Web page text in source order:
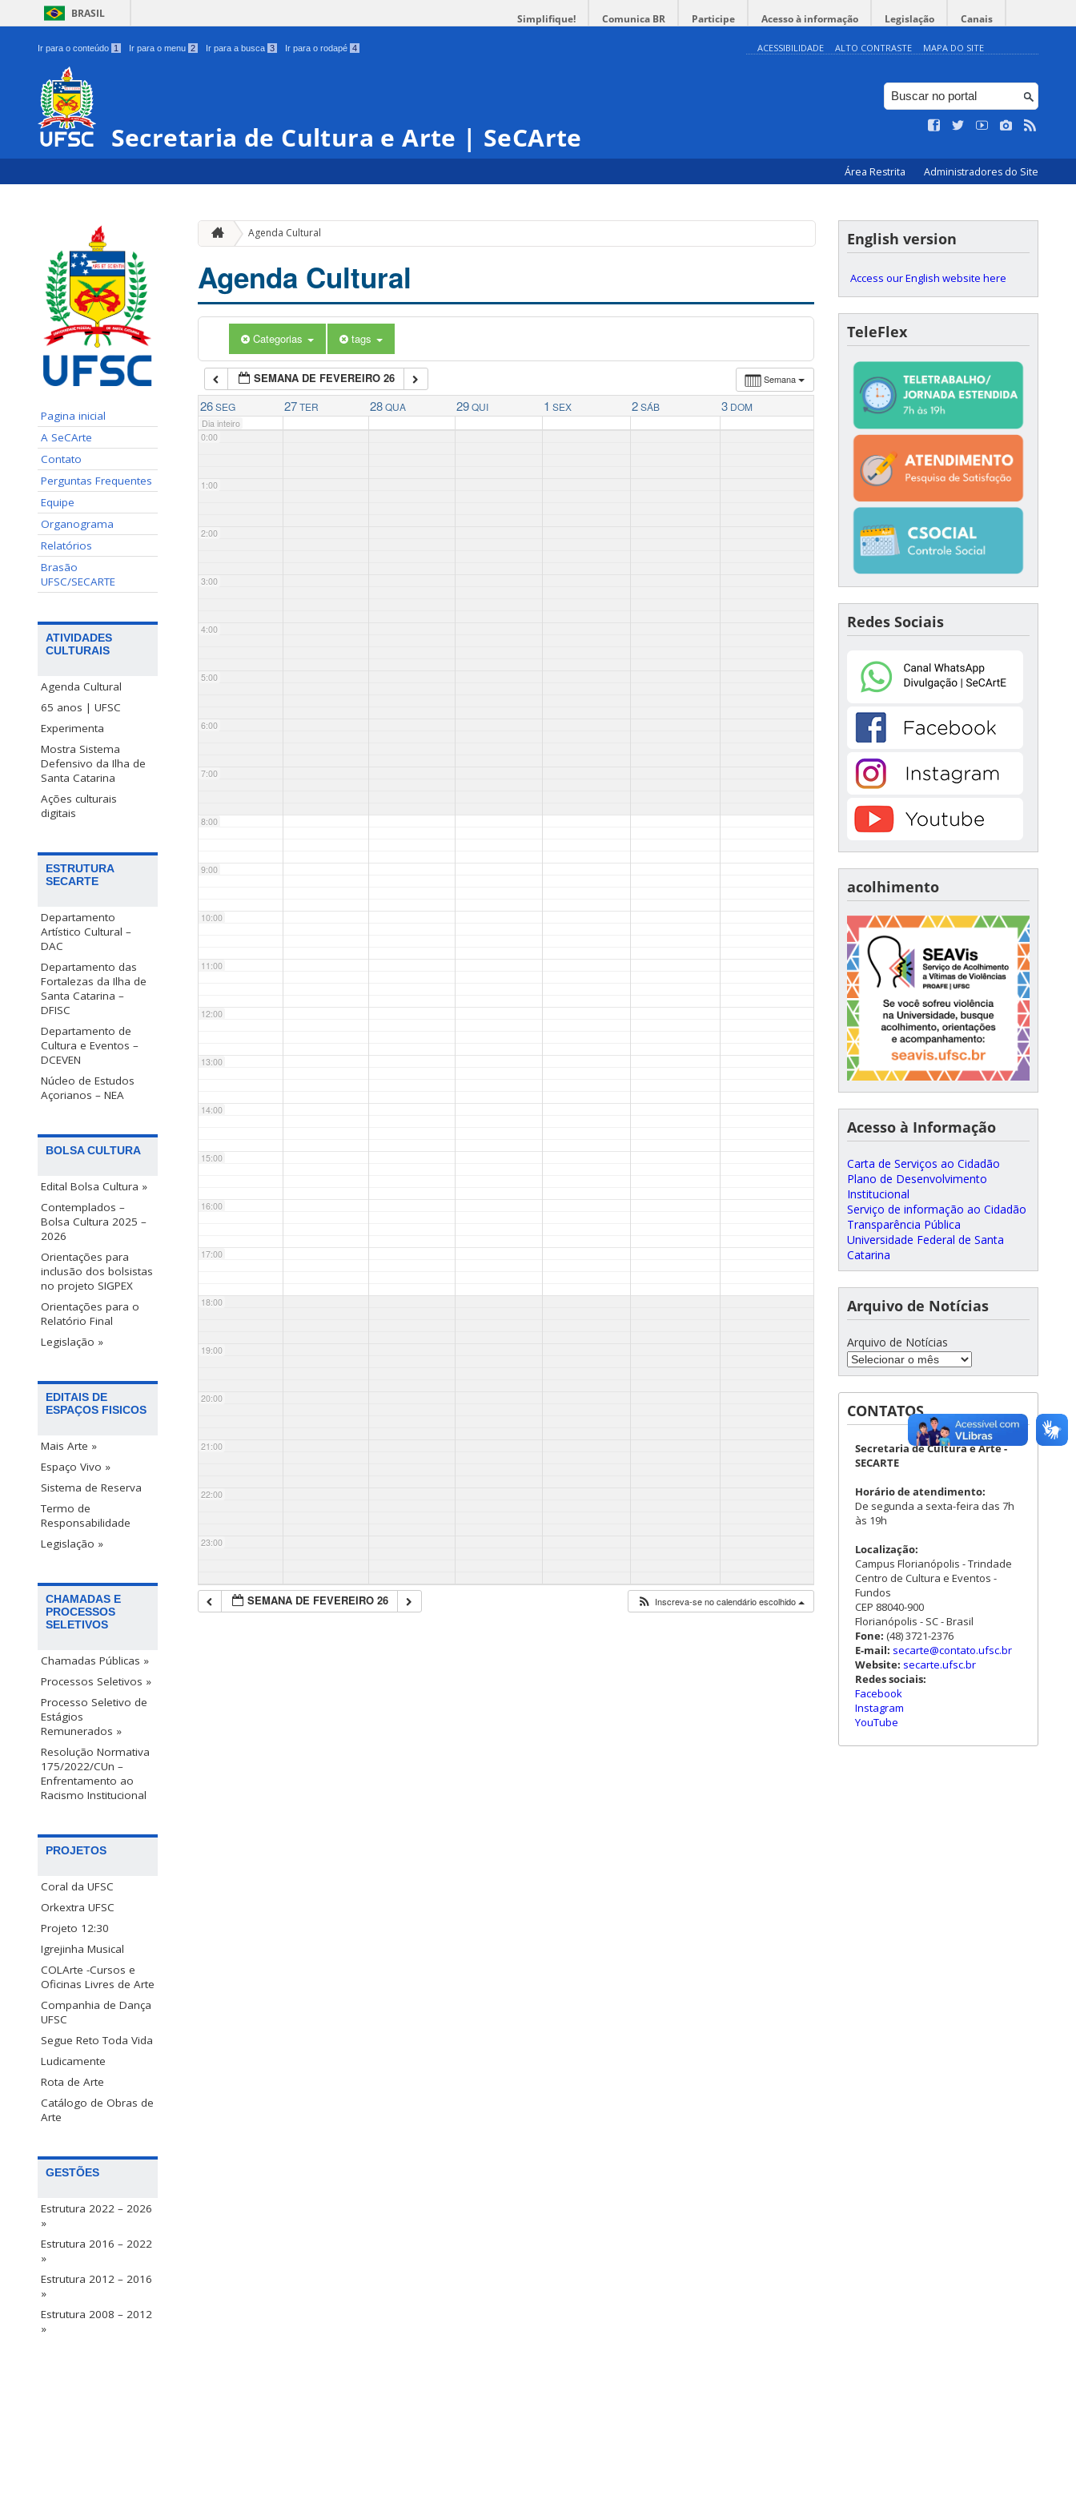
BRASIL Simplifique! Comunica BR Participe Acesso à informação Legislação Canais
Ir para o conteúdo 1 Ir para o menu 2 Ir para a busca 3 Ir para o rodapé 4 ACESSIBILIDADE ALTO CONTRASTE MAPA DO SITE
Secretaria de Cultura e Arte | SeCArte
Área Restrita Administradores do Site
Pagina inicial
A SeCArte
Contato
Perguntas Frequentes
Equipe
Organograma
Relatórios
Brasão
UFSC/SECARTE
ATIVIDADES
CULTURAIS
Agenda Cultural
65 anos | UFSC
Experimenta
Mostra Sistema
Defensivo da Ilha de
Santa Catarina
Ações culturais
digitais
ESTRUTURA
SECARTE
Departamento
Artístico Cultural –
DAC
Departamento das
Fortalezas da Ilha de
Santa Catarina –
DFISC
Departamento de
Cultura e Eventos –
DCEVEN
Núcleo de Estudos
Açorianos – NEA
BOLSA CULTURA
Edital Bolsa Cultura »
Contemplados –
Bolsa Cultura 2025 –
2026
Orientações para
inclusão dos bolsistas
no projeto SIGPEX
Orientações para o
Relatório Final
Legislação »
EDITAIS DE
ESPAÇOS FISICOS
Mais Arte »
Espaço Vivo »
Sistema de Reserva
Termo de
Responsabilidade
Legislação »
CHAMADAS E
PROCESSOS
SELETIVOS
Chamadas Públicas »
Processos Seletivos »
Processo Seletivo de
Estágios
Remunerados »
Resolução Normativa
175/2022/CUn –
Enfrentamento ao
Racismo Institucional
PROJETOS
Coral da UFSC
Orkextra UFSC
Projeto 12:30
Igrejinha Musical
COLArte -Cursos e
Oficinas Livres de Arte
Companhia de Dança
UFSC
Segue Reto Toda Vida
Ludicamente
Rota de Arte
Catálogo de Obras de
Arte
GESTÕES
Estrutura 2022 – 2026
»
Estrutura 2016 – 2022
»
Estrutura 2012 – 2016
»
Estrutura 2008 – 2012
»
Agenda Cultural
Agenda Cultural
Categorias tags
Semana
SEMANA DE FEVEREIRO 26
26 SEG 27 TER 28 QUA 29 QUI 1 SEX 2 SÁB 3 DOM
Dia inteiro
0:00
1:00
2:00
3:00
4:00
5:00
6:00
7:00
8:00
9:00
10:00
11:00
12:00
13:00
14:00
15:00
16:00
17:00
18:00
19:00
20:00
21:00
22:00
23:00
SEMANA DE FEVEREIRO 26 Inscreva-se no calendário escolhido
English version
Access our English website here
TeleFlex
Redes Sociais
acolhimento
Acesso à Informação
Carta de Serviços ao Cidadão
Plano de Desenvolvimento
Institucional
Serviço de informação ao Cidadão
Transparência Pública
Universidade Federal de Santa
Catarina
Arquivo de Notícias
Arquivo de Notícias
CONTATOS
Secretaria de Cultura e Arte -
SECARTE
Horário de atendimento:
De segunda a sexta-feira das 7h
às 19h
Localização:
Campus Florianópolis - Trindade
Centro de Cultura e Eventos -
Fundos
CEP 88040-900
Florianópolis - SC - Brasil
Fone: (48) 3721-2376
E-mail: secarte@contato.ufsc.br
Website: secarte.ufsc.br
Redes sociais:
Facebook
Instagram
YouTube